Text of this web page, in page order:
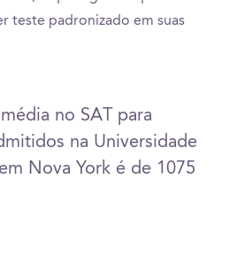
teste padronizado em suas
no SAT para
na Universidade
Nova York é de 1075